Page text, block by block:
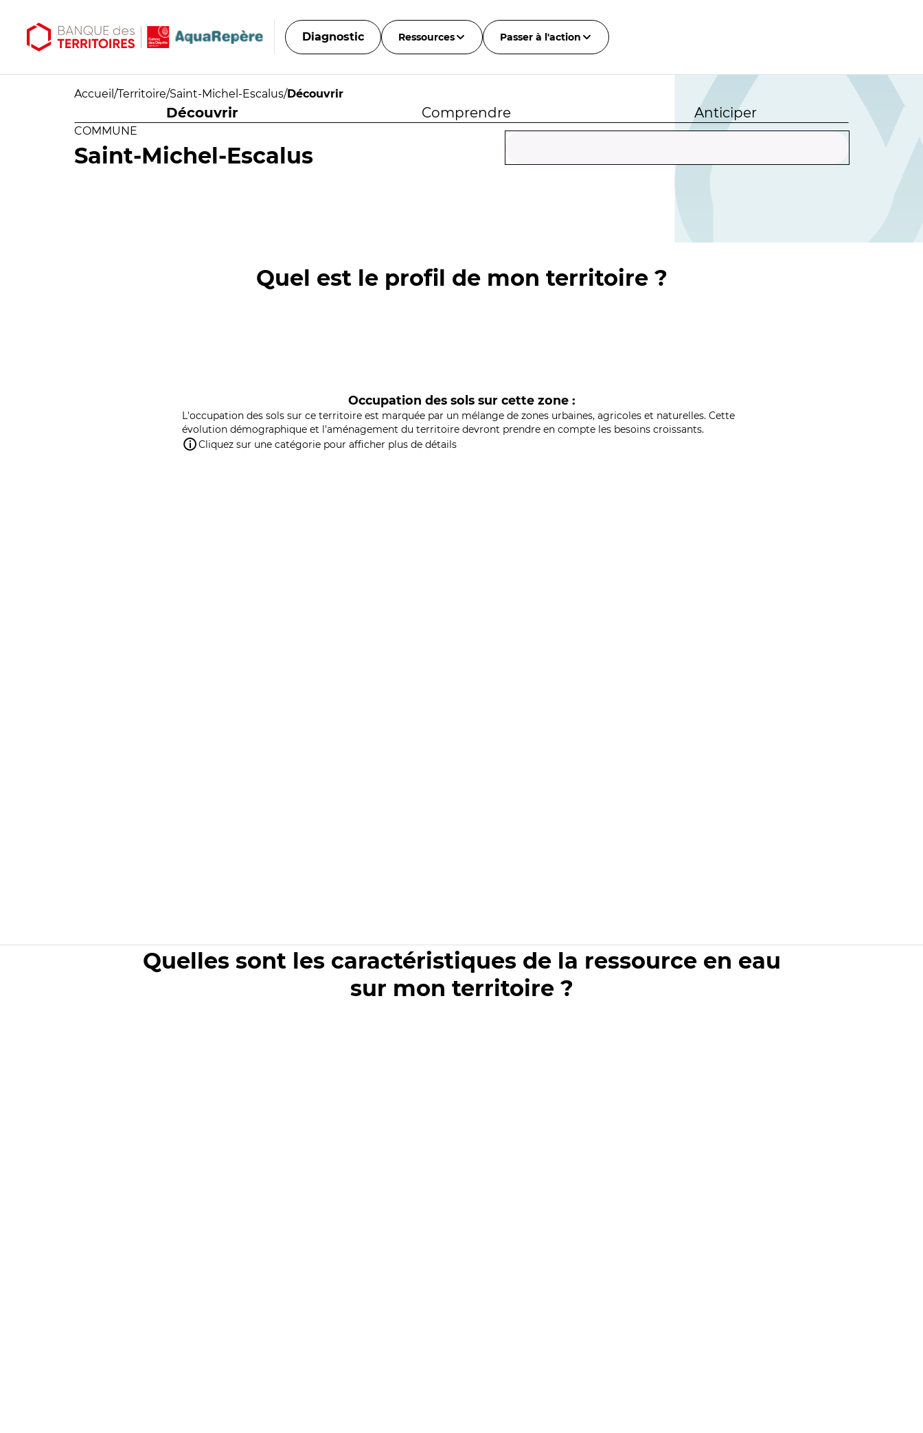
Diagnostic Ressources Passer à l'action
Accueil /Territoire/Saint-Michel-Escalus/Découvrir
Découvrir Comprendre Anticiper
COMMUNE
Saint-Michel-Escalus
Quel est le profil de mon territoire ?
Occupation des sols sur cette zone :
L'occupation des sols sur ce territoire est marquée par un mélange de zones urbaines, agricoles et naturelles. Cette
évolution démographique et l'aménagement du territoire devront prendre en compte les besoins croissants.
Cliquez sur une catégorie pour afficher plus de détails
Quelles sont les caractéristiques de la ressource en eau
sur mon territoire ?